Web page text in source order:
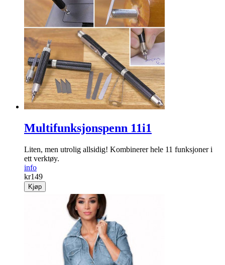
Multifunksjonspenn 11i1
Liten, men utrolig allsidig! Kombinerer hele 11 funksjoner i
ett verktøy.
info
kr149
Kjøp